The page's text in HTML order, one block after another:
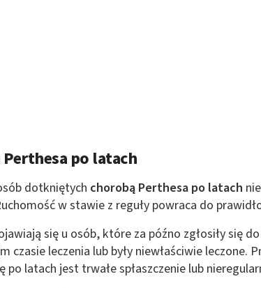
po latach
dotkniętych chorobą Perthesa po latach
w stawie z reguły powraca do
się u osób, które za późno zgłosiły się
czasie leczenia lub były niewłaściwie leczone.
po latach jest trwałe spłaszczenie lub